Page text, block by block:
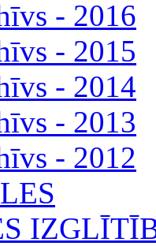
- 2016
- 2015
- 2014
- 2013
- 2012